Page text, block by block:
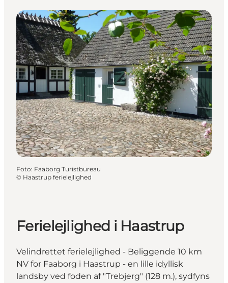
Foto: Faaborg Turistbureau
© Haastrup ferielejlighed
Ferielejlighed i Haastrup
Velindrettet ferielejlighed - Beliggende 10 km
NV for Faaborg i Haastrup - en lille idyllisk
landsby ved foden af "Trebjerg" (128 m.), sydfyns